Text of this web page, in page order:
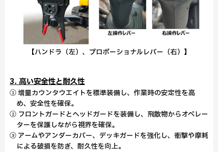
【ハンドラ（左）、プロポーショナルレバー（右）】
3. 高い安全性と耐久性
① 増量カウンタウエイトを標準装備し、作業時の安定性を高
め、安全性を確保。
② フロントガードとヘッドガードを装備し、飛散物からオペレー
ターを保護しながら視界を確保。
③ アームやアンダーカバー、デッキガードを強化し、衝撃や摩耗
による破損を防ぎ、耐久性を向上。